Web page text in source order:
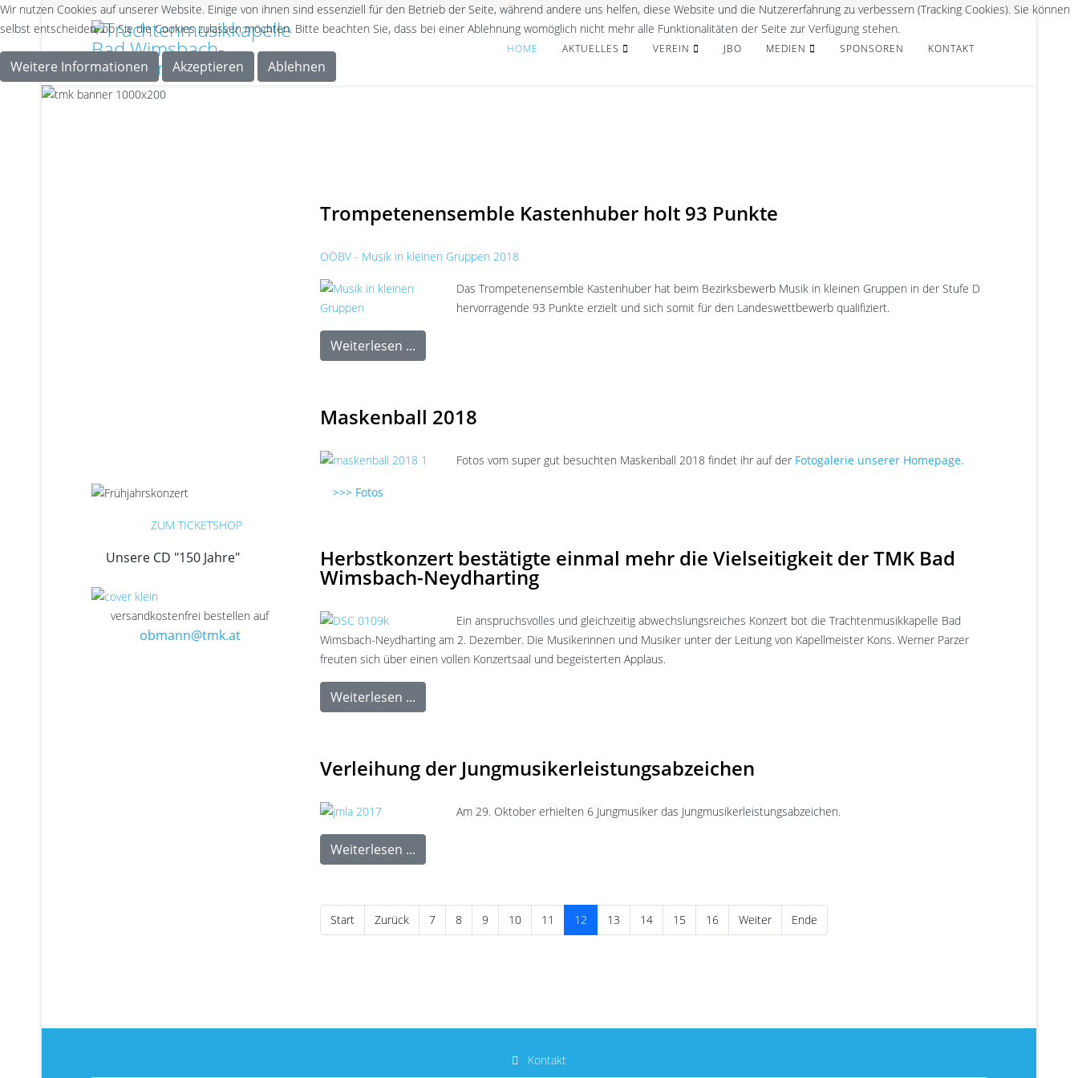
HOME AKTUELLES VEREIN JBO MEDIEN SPONSOREN KONTAKT
ZUM TICKETSHOP
Unsere CD "150 Jahre"
versandkostenfrei bestellen auf
obmann@tmk.at
Trompetenensemble Kastenhuber holt 93 Punkte
OÖBV - Musik in kleinen Gruppen 2018
Das Trompetenensemble Kastenhuber hat beim Bezirksbewerb Musik in kleinen Gruppen in der Stufe D
hervorragende 93 Punkte erzielt und sich somit für den Landeswettbewerb qualifiziert.
Weiterlesen ...
Maskenball 2018
Fotos vom super gut besuchten Maskenball 2018 findet ihr auf der Fotogalerie unserer Homepage.
>>> Fotos
Herbstkonzert bestätigte einmal mehr die Vielseitigkeit der TMK Bad
Wimsbach-Neydharting
Ein anspruchsvolles und gleichzeitig abwechslungsreiches Konzert bot die Trachtenmusikkapelle Bad
Wimsbach-Neydharting am 2. Dezember. Die Musikerinnen und Musiker unter der Leitung von Kapellmeister Kons. Werner Parzer
freuten sich über einen vollen Konzertsaal und begeisterten Applaus.
Weiterlesen ...
Verleihung der Jungmusikerleistungsabzeichen
Am 29. Oktober erhielten 6 Jungmusiker das Jungmusikerleistungsabzeichen.
Weiterlesen ...
Start Zurück 7 8 9 10 11 12 13 14 15 16 Weiter Ende
Kontakt
Wir nutzen Cookies auf unserer Website. Einige von ihnen sind essenziell für den Betrieb der Seite, während andere uns helfen, diese Website und die Nutzererfahrung zu verbessern (Tracking Cookies). Sie können
selbst entscheiden, ob Sie die Cookies zulassen möchten. Bitte beachten Sie, dass bei einer Ablehnung womöglich nicht mehr alle Funktionalitäten der Seite zur Verfügung stehen.
Weitere Informationen Akzeptieren Ablehnen